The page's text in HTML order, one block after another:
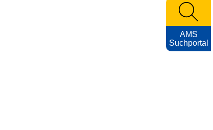
AMS
Suchportal